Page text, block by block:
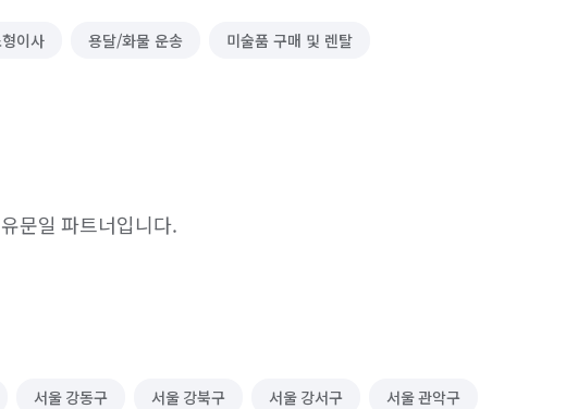
이사 용달/화물 운송 미술품 구매 및 렌탈
문일 파트너입니다.
서울 강동구 서울 강북구 서울 강서구 서울 관악구